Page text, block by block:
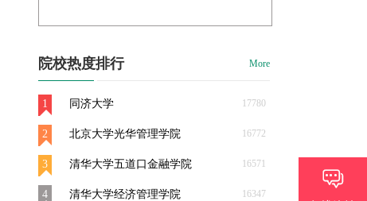
院校热度排行 More
1 同济大学 17780
2 北京大学光华管理学院 16772
3 清华大学五道口金融学院 16571
4 清华大学经济管理学院 16347